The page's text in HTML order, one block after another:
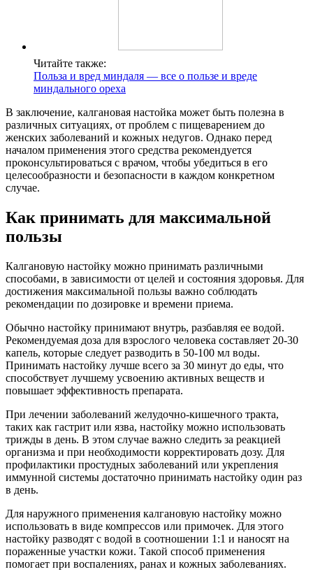
Читайте также:
Польза и вред миндаля — все о пользе и вреде
миндального ореха
В заключение, калгановая настойка может быть полезна в
различных ситуациях, от проблем с пищеварением до
женских заболеваний и кожных недугов. Однако перед
началом применения этого средства рекомендуется
проконсультироваться с врачом, чтобы убедиться в его
целесообразности и безопасности в каждом конкретном
случае.
Как принимать для максимальной
пользы
Калгановую настойку можно принимать различными
способами, в зависимости от целей и состояния здоровья. Для
достижения максимальной пользы важно соблюдать
рекомендации по дозировке и времени приема.
Обычно настойку принимают внутрь, разбавляя ее водой.
Рекомендуемая доза для взрослого человека составляет 20-30
капель, которые следует разводить в 50-100 мл воды.
Принимать настойку лучше всего за 30 минут до еды, что
способствует лучшему усвоению активных веществ и
повышает эффективность препарата.
При лечении заболеваний желудочно-кишечного тракта,
таких как гастрит или язва, настойку можно использовать
трижды в день. В этом случае важно следить за реакцией
организма и при необходимости корректировать дозу. Для
профилактики простудных заболеваний или укрепления
иммунной системы достаточно принимать настойку один раз
в день.
Для наружного применения калгановую настойку можно
использовать в виде компрессов или примочек. Для этого
настойку разводят с водой в соотношении 1:1 и наносят на
пораженные участки кожи. Такой способ применения
помогает при воспалениях, ранах и кожных заболеваниях.